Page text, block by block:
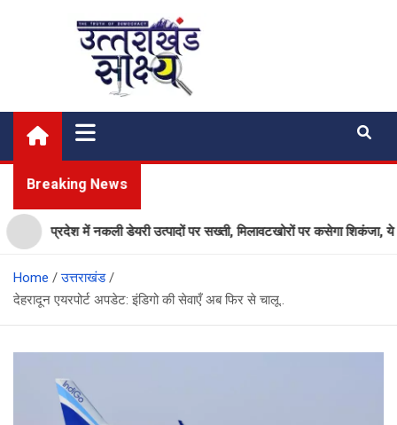
Uttarakhand Shakshya
My News Portal
Breaking News
प्रदेश में नकली डेयरी उत्पादों पर सख्ती, मिलावटखोरों पर कसेगा शिकंजा, ये
Home
उत्तराखंड
देहरादून एयरपोर्ट अपडेट: इंडिगो की सेवाएँ अब फिर से चालू..